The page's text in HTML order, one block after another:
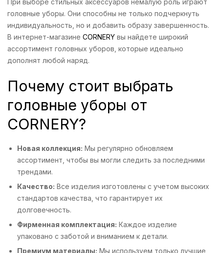
При выборе стильных аксессуаров немалую роль играют
головные уборы. Они способны не только подчеркнуть
индивидуальность, но и добавить образу завершенность.
В интернет-магазине CORNERY вы найдете широкий
ассортимент головных уборов, которые идеально
дополнят любой наряд.
Почему стоит выбрать
головные уборы от
CORNERY?
Новая коллекция: Мы регулярно обновляем
ассортимент, чтобы вы могли следить за последними
трендами.
Качество: Все изделия изготовлены с учетом высоких
стандартов качества, что гарантирует их
долговечность.
Фирменная комплектация: Каждое изделие
упаковано с заботой и вниманием к детали.
Премиум материалы: Мы используем только лучшие